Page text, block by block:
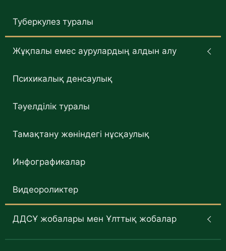
Туберкулез туралы
Жұқпалы емес аурулардың алдын алу
Психикалық денсаулық
Тәуелділік туралы
Тамақтану жөніндегі нұсқаулық
Инфографикалар
Видеороликтер
ДДСҰ жобалары мен Ұлттық жобалар